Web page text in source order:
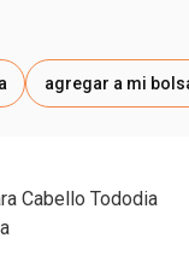
agregar a mi
Cabello Tododia